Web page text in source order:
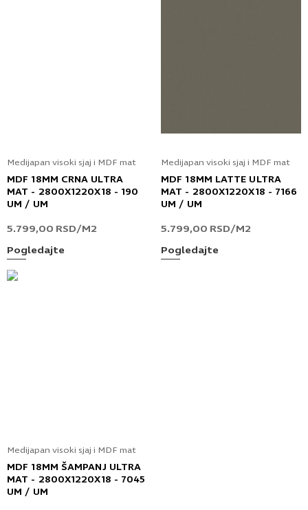
Medijapan visoki sjaj i MDF mat
MDF 18MM CRNA ULTRA
MAT - 2800X1220X18 - 190
UM / UM
5.799,00 RSD/M2
Pogledajte
Medijapan visoki sjaj i MDF mat
MDF 18MM LATTE ULTRA
MAT - 2800X1220X18 - 7166
UM / UM
5.799,00 RSD/M2
Pogledajte
Medijapan visoki sjaj i MDF mat
MDF 18MM ŠAMPANJ ULTRA
MAT - 2800X1220X18 - 7045
UM / UM